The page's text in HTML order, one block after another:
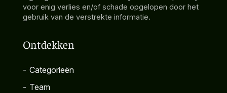
voor enig verlies en/of schade opgelopen door het
gebruik van de verstrekte informatie.
Ontdekken
- Categorieën
- Team